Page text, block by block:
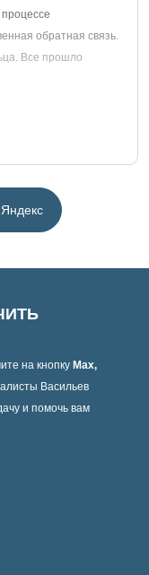
процессе
обратная связь.
Все прошло
на кнопку Max,
Васильев
и помочь вам